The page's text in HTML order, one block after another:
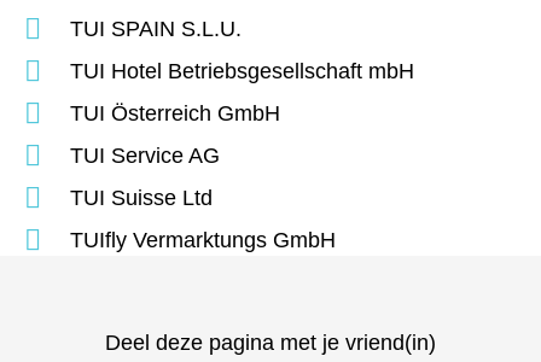
TUI SPAIN S.L.U.
TUI Hotel Betriebsgesellschaft mbH
TUI Österreich GmbH
TUI Service AG
TUI Suisse Ltd
TUIfly Vermarktungs GmbH
Deel deze pagina met je vriend(in)